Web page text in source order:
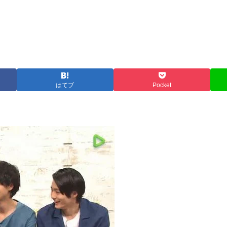
はてブ Pocket